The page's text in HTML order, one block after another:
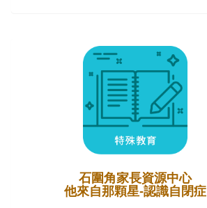
石圍角家長資源中心
他來自那顆星-認識自閉症